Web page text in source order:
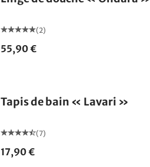
(2)
55,90 €
Tapis de bain « Lavari »
(7)
17,90 €